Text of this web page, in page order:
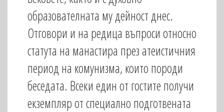
образователната му дейност днес.
Отговори и на редица въпроси относно
статута на манастира през атеистичния
период на комунизма, които породи
беседата. Всеки един от гостите получи
екземпляр от специално подготвената